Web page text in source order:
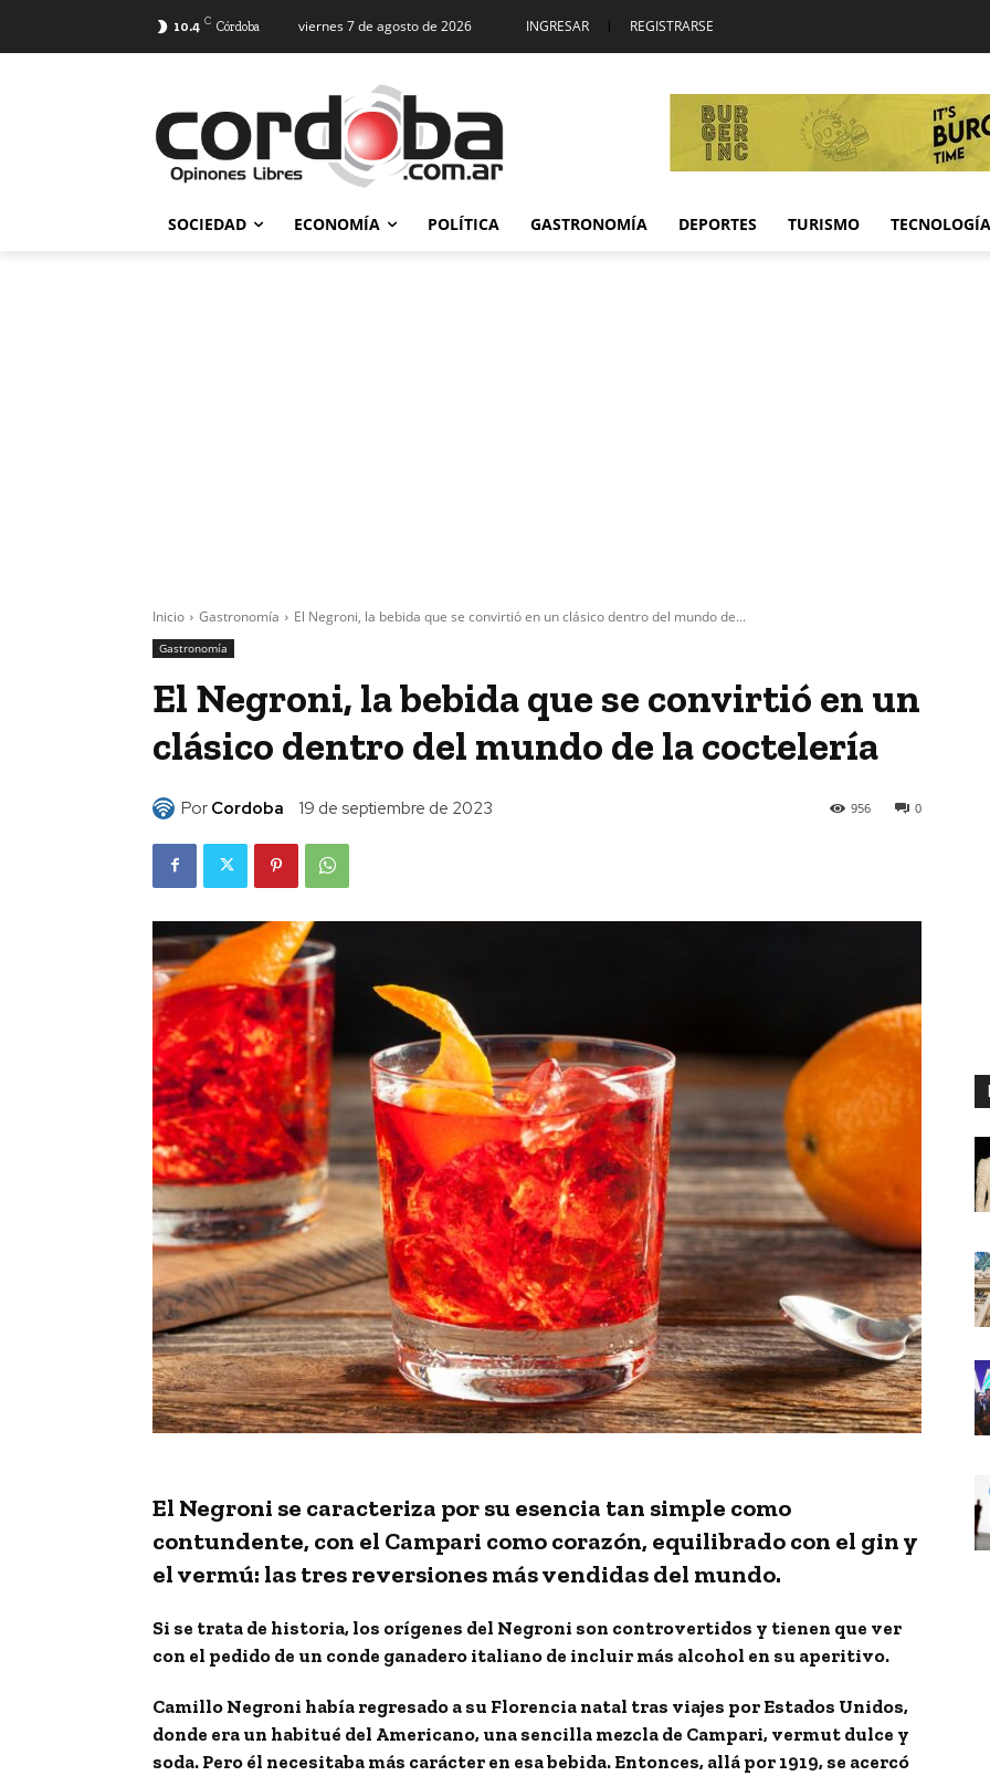
10.4 C Córdoba viernes 7 de agosto de 2026 INGRESAR | REGISTRARSE
SOCIEDAD ECONOMÍA POLÍTICA GASTRONOMÍA DEPORTES TURISMO TECNOLOGÍA
Inicio Gastronomía El Negroni, la bebida que se convirtió en un clásico dentro del mundo de...
Gastronomía
El Negroni, la bebida que se convirtió en un
clásico dentro del mundo de la coctelería
Por Cordoba 19 de septiembre de 2023 0
956
El Negroni se caracteriza por su esencia tan simple como
contundente, con el Campari como corazón, equilibrado con el gin y
el vermú: las tres reversiones más vendidas del mundo.
Si se trata de historia, los orígenes del Negroni son controvertidos y tienen que ver
con el pedido de un conde ganadero italiano de incluir más alcohol en su aperitivo.
Camillo Negroni había regresado a su Florencia natal tras viajes por Estados Unidos,
donde era un habitué del Americano, una sencilla mezcla de Campari, vermut dulce y
soda. Pero él necesitaba más carácter en esa bebida. Entonces, allá por 1919, se acercó